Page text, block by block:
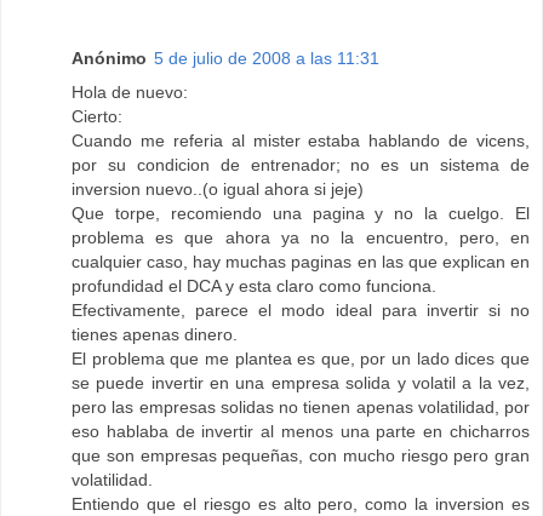
Anónimo 5 de julio de 2008 a las 11:31
Hola de nuevo:
Cierto:
Cuando me referia al mister estaba hablando de vicens,
por su condicion de entrenador; no es un sistema de
inversion nuevo..(o igual ahora si jeje)
Que torpe, recomiendo una pagina y no la cuelgo. El
problema es que ahora ya no la encuentro, pero, en
cualquier caso, hay muchas paginas en las que explican en
profundidad el DCA y esta claro como funciona.
Efectivamente, parece el modo ideal para invertir si no
tienes apenas dinero.
El problema que me plantea es que, por un lado dices que
se puede invertir en una empresa solida y volatil a la vez,
pero las empresas solidas no tienen apenas volatilidad, por
eso hablaba de invertir al menos una parte en chicharros
que son empresas pequeñas, con mucho riesgo pero gran
volatilidad.
Entiendo que el riesgo es alto pero, como la inversion es